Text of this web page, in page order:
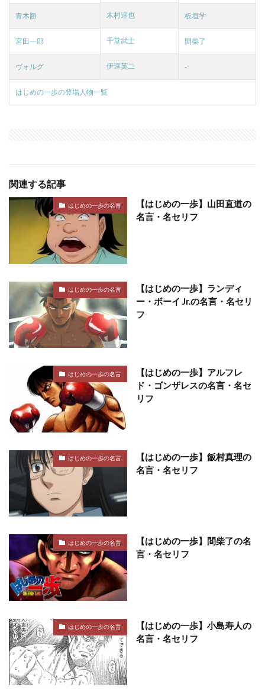
青木勝 木村達也 板垣学
宮田一郎 千堂武士 間柴了
ヴォルグ 伊達英二 -
はじめの一歩の登場人物一覧
関連する記事
はじめの一歩の名言
【はじめの一歩】山田直道の
名言・名セリフ
はじめの一歩の名言
【はじめの一歩】ランディ
ー・ボーイ Jr.の名言・名セリ
フ
はじめの一歩の名言
【はじめの一歩】アルフレ
ド・ゴンザレスの名言・名セ
リフ
はじめの一歩の名言
【はじめの一歩】飯村真理の
名言・名セリフ
はじめの一歩の名言
【はじめの一歩】間柴了の名
言・名セリフ
はじめの一歩の名言
【はじめの一歩】小島寿人の
名言・名セリフ